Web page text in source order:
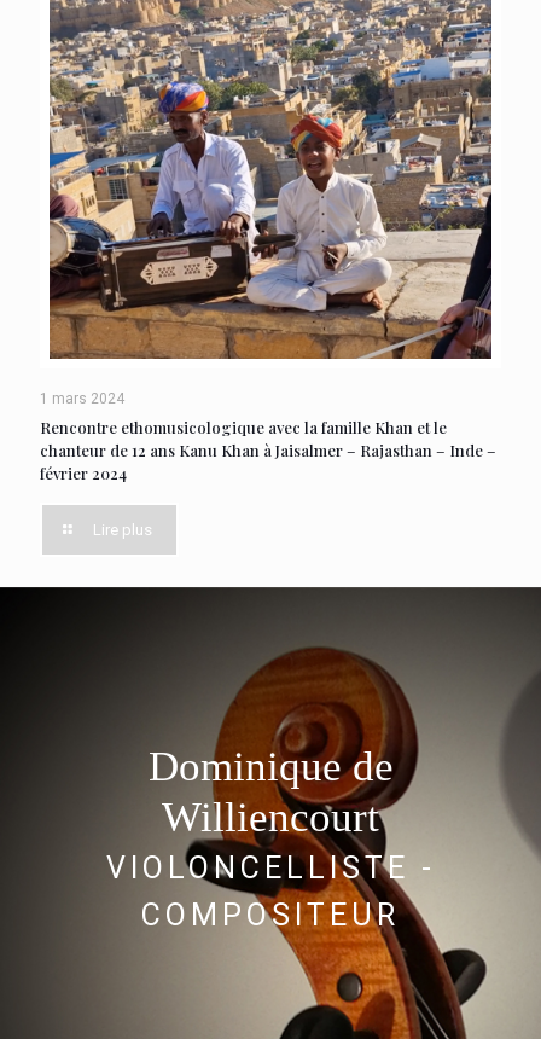
1 mars 2024
Rencontre ethomusicologique avec la famille Khan et le
chanteur de 12 ans Kanu Khan à Jaisalmer – Rajasthan – Inde –
février 2024
Lire plus
Dominique de
Williencourt
VIOLONCELLISTE -
COMPOSITEUR